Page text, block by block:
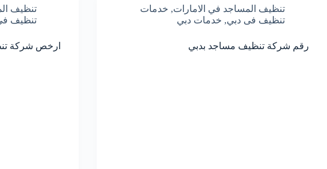
تنظيف المساجد في الامارات, خدمات
تنظيف فى دبي, خدمات دبي
رقم شركة تنظيف مساجد بدبي
تنظيف
تنظيف
ارخص شركة